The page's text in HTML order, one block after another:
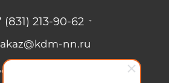
(831) 213-90-62
nn.ru
обл., г. Кстово, ул.